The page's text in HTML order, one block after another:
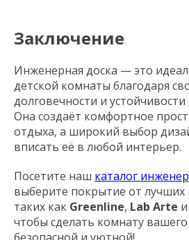
Заключение
Инженерная доска — это
детской комнаты благодаря
долговечности и
Она создаёт комфортное
отдыха, а широкий выбор
вписать её в любой интерьер.
Посетите наш каталог
выберите покрытие от лучших
таких как Greenline, Lab Arte и
чтобы сделать комнату
безопасной и уютной!